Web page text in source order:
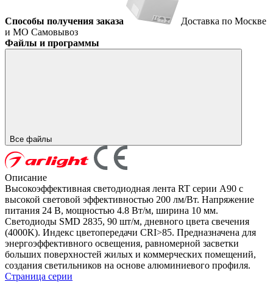
Способы получения заказа
Доставка по Москве
и МО Самовывоз
Файлы и программы
Все файлы
Описание
Высокоэффективная светодиодная лента RT серии A90 с
высокой световой эффективностью 200 лм/Вт. Напряжение
питания 24 В, мощностью 4.8 Вт/м, ширина 10 мм.
Светодиоды SMD 2835, 90 шт/м, дневного цвета свечения
(4000K). Индекс цветопередачи CRI>85. Предназначена для
энергоэффективного освещения, равномерной засветки
больших поверхностей жилых и коммерческих помещений,
создания светильников на основе алюминиевого профиля.
Страница серии